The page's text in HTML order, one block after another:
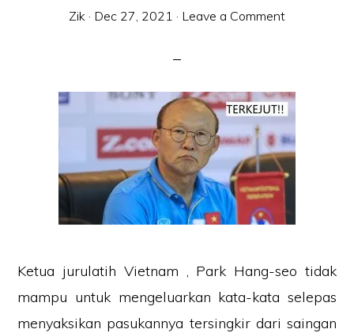
Zik · Dec 27, 2021 · Leave a Comment
Ketua jurulatih Vietnam , Park Hang-seo tidak
mampu untuk mengeluarkan kata-kata selepas
menyaksikan pasukannya tersingkir dari saingan